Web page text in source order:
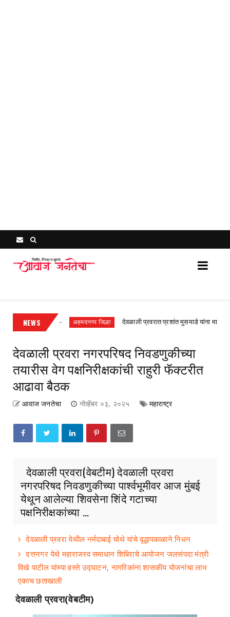
NEWS
दाखल अहमदनगर जिल्हा देवळाली प्रवरात प्रशांत मुसमाडे यांना मारहाण
देवळाली प्रवरा नगरपरिषद निवडणुकीच्या
तयारीस वेग पक्षनिरीक्षकांची राहुरी फॅक्टरीत
आढावा बैठक
आवाज जनतेचा नोव्हेंबर ०३, २०२५ महाराष्ट्र
देवळाली प्रवरा(वेबटीम) देवळाली प्रवरा
नगरपरिषद निवडणुकीच्या पार्श्वभूमीवर आज मुंबई
येथून आलेल्या शिवसेना शिंदे गटाच्या
पक्षनिरीक्षकांच्या ...
देवळाली प्रवरा येथील नर्मदाबाई चोथे यांचे वृद्धापकाळाने निधन
दत्तनगर येथे महाराजस्व समाधान शिबिराचे आयोजन जलसंपदा मंत्री
विखे पाटील यांच्या हस्ते उद्घाटन, नागरिकांना शासकीय योजनांचा लाभ
एकाच छताखाली
देवळाली प्रवरा(वेबटीम)